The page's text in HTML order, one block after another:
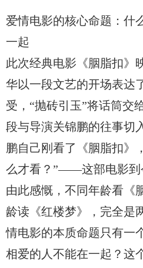
爱情电影的核心命题：什
一起
此次经典电影《胭脂扣》
华以一段文艺的开场表达
受，“抛砖引玉”将话筒交
段与导演关锦鹏的往事切
鹏自己刚看了《胭脂扣》
么才看？”——这部电影到
由此感慨，不同年龄看《
龄读《红楼梦》，完全是
情电影的本质命题只有一
相爱的人不能在一起？这